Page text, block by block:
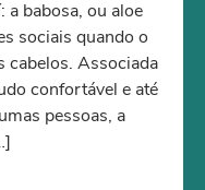
a babosa, ou aloe
sociais quando o
cabelos. Associada
confortável e até
pessoas, a